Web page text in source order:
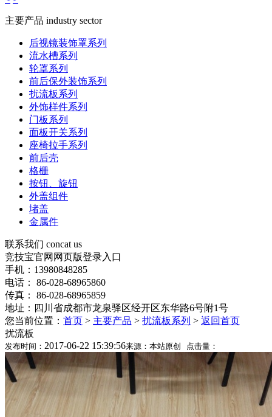
主要产品 industry sector
后视镜装饰罩系列
流水槽系列
轮罩系列
前后保外装饰系列
扰流板系列
外饰样件系列
门板系列
面板开关系列
座椅拉手系列
前后壳
格栅
按钮、旋钮
外盖组件
堵盖
金属件
联系我们 concat us
竞技宝官网网页版登录入口
手机：13980848285
电话： 86-028-68965860
传真： 86-028-68965859
地址：四川省成都市龙泉驿区经开区东华路6号附1号
您当前位置： 首页 > 主要产品 > 扰流板系列 > 返回首页
扰流板
发布时间： 2017-06-22 15:39:56来源：本站原创 点击量：